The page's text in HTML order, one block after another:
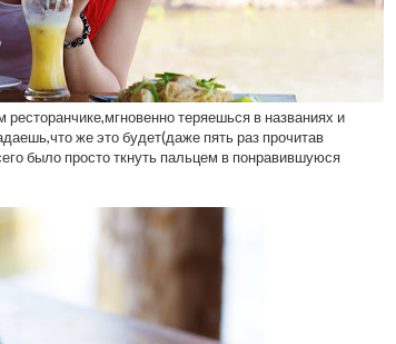
теряешься в названиях и
же это будет(даже пять раз прочитав
было просто ткнуть пальцем в понравившуюся